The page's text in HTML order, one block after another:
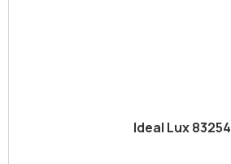
Ideal Lux 83254